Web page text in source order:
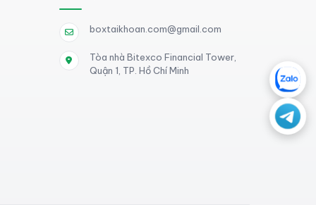
boxtaikhoan.com@gmail.com
Tòa nhà Bitexco Financial Tower,
Quận 1, TP. Hồ Chí Minh